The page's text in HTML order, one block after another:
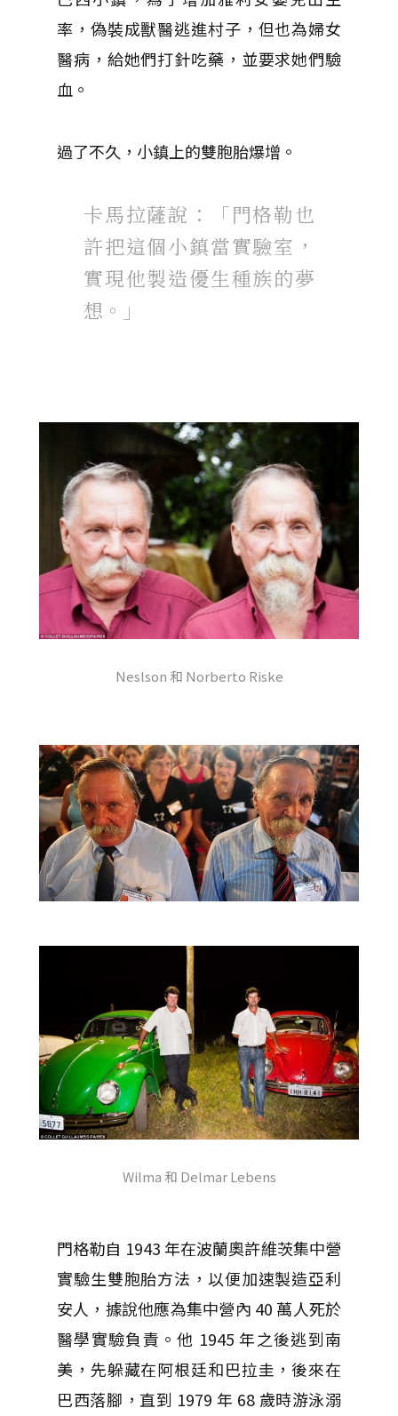
率，偽裝成獸醫逃進村子，但也為婦女
醫病，給她們打針吃藥，並要求她們驗
血。
過了不久，小鎮上的雙胞胎爆增。
卡馬拉薩說：「門格勒也
許把這個小鎮當實驗室，
實現他製造優生種族的夢
想。」
Neslson 和 Norberto Riske
Wilma 和 Delmar Lebens
門格勒自 1943 年在波蘭奧許維茨集中營
實驗生雙胞胎方法，以便加速製造亞利
安人，據說他應為集中營內 40 萬人死於
醫學實驗負責。他 1945 年之後逃到南
美，先躲藏在阿根廷和巴拉圭，後來在
巴西落腳，直到 1979 年 68 歲時游泳溺